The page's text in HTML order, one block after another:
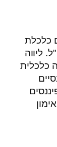
כלכלת
ליווה
כלכלית